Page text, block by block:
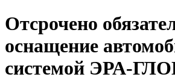
Отсрочено
оснащение
системой ЭРА-